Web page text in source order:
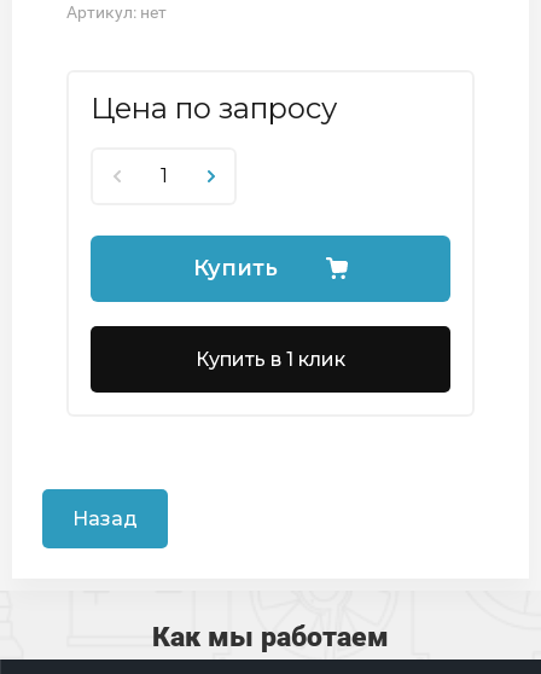
Артикул: нет
Цена по запросу
Купить
Купить в 1 клик
Назад
Как мы работаем